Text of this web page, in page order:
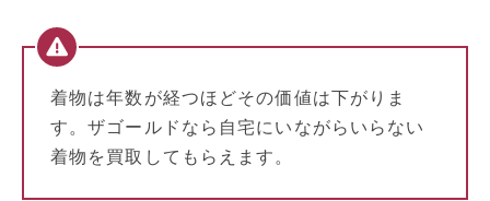
着物は年数が経つほどその価値は下がりま
す。ザゴールドなら自宅にいながらいらない
着物を買取してもらえます。